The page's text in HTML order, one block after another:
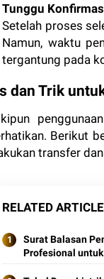
Tunggu
Setelah proses
Namun, waktu
tergantung pada
dan Trik
Berikut
transfer
RELATED ARTICLE
Surat Balasan
Profesional